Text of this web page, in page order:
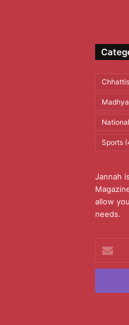
National
Sports
Jannah
allow
needs.
your
Email